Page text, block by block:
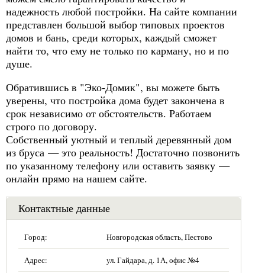
надежность любой постройки. На сайте компании
представлен большой выбор типовых проектов
домов и бань, среди которых, каждый сможет
найти то, что ему не только по карману, но и по
душе.
Обратившись в "Эко-Домик", вы можете быть
уверены, что постройка дома будет закончена в
срок независимо от обстоятельств. Работаем
строго по договору.
Собственный уютный и теплый деревянный дом
из бруса — это реальность! Достаточно позвонить
по указанному телефону или оставить заявку —
онлайн прямо на нашем сайте.
Контактные данные
Город: Новгородская область, Пестово
Адрес: ул. Гайдара, д. 1А, офис №4